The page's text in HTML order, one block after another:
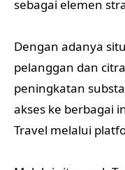
sebagai elemen
Dengan adanya
pelanggan dan
peningkatan
akses ke berbagai
Travel melalui